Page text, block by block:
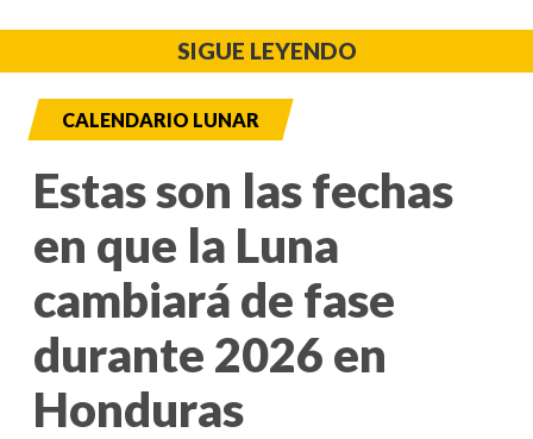
SIGUE LEYENDO
CALENDARIO LUNAR
Estas son las fechas
en que la Luna
cambiará de fase
durante 2026 en
Honduras